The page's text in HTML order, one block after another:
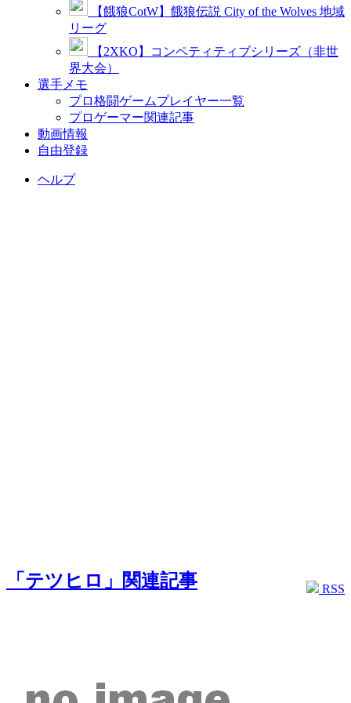
【餓狼CotW】餓狼伝説 City of the Wolves 地域
リーグ
【2XKO】コンペティティブシリーズ（非世
界大会）
選手メモ
プロ格闘ゲームプレイヤー一覧
プロゲーマー関連記事
動画情報
自由登録
ヘルプ
RSS
「テツヒロ」関連記事